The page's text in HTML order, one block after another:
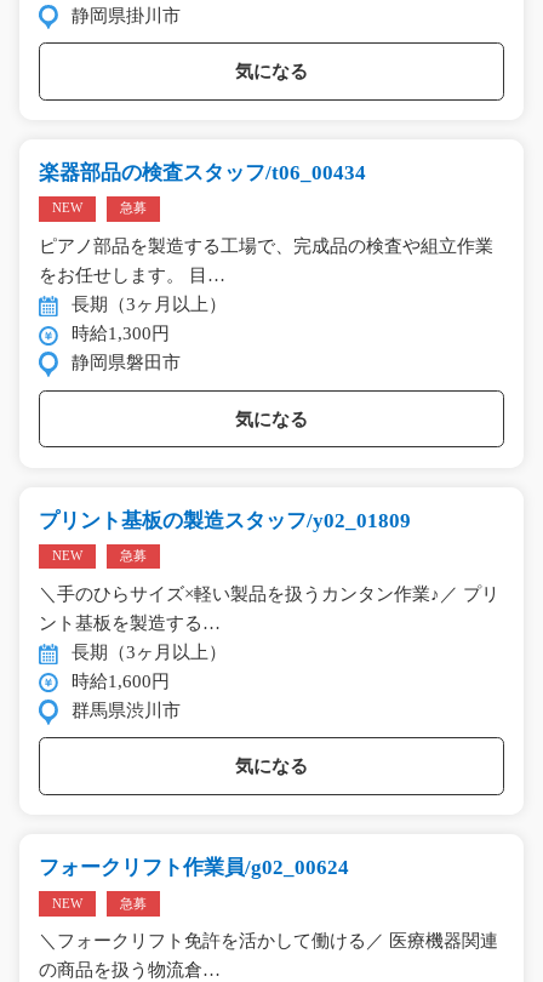
静岡県掛川市
気になる
楽器部品の検査スタッフ/t06_00434
NEW 急募
ピアノ部品を製造する工場で、完成品の検査や組立作業
をお任せします。 目…
長期（3ヶ月以上）
時給1,300円
静岡県磐田市
気になる
プリント基板の製造スタッフ/y02_01809
NEW 急募
＼手のひらサイズ×軽い製品を扱うカンタン作業♪／ プリ
ント基板を製造する…
長期（3ヶ月以上）
時給1,600円
群馬県渋川市
気になる
フォークリフト作業員/g02_00624
NEW 急募
＼フォークリフト免許を活かして働ける／ 医療機器関連
の商品を扱う物流倉…